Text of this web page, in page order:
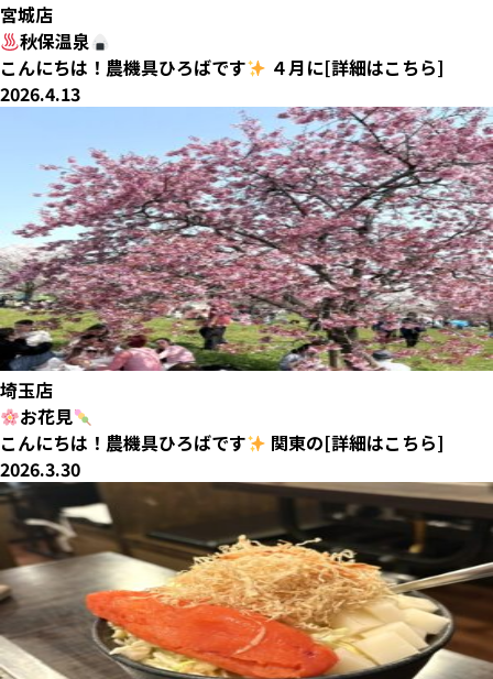
宮城店
秋保温泉
こんにちは！農機具ひろばです
４月に[詳細はこちら]
2026.4.13
埼玉店
お花見
こんにちは！農機具ひろばです
関東の[詳細はこちら]
2026.3.30